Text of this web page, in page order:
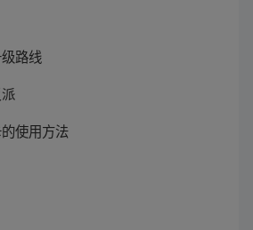
路线
使用方法